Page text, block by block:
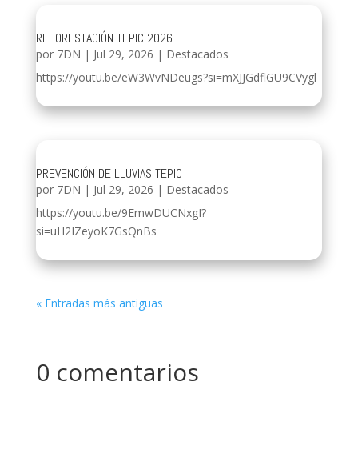
REFORESTACIÓN TEPIC 2026
por 7DN | Jul 29, 2026 | Destacados
https://youtu.be/eW3WvNDeugs?si=mXJJGdflGU9CVygl
PREVENCIÓN DE LLUVIAS TEPIC
por 7DN | Jul 29, 2026 | Destacados
https://youtu.be/9EmwDUCNxgI?
si=uH2IZeyoK7GsQnBs
« Entradas más antiguas
0 comentarios